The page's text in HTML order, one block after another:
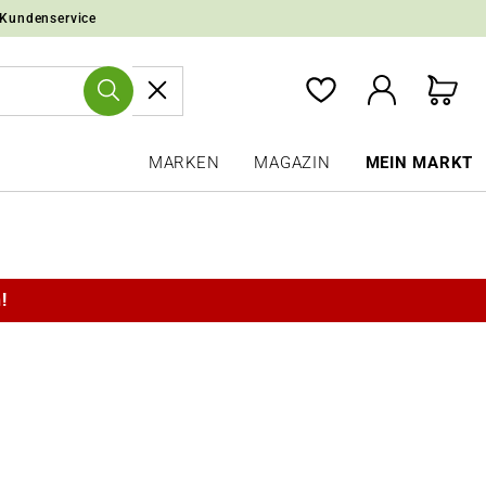
MARKEN MAGAZIN MEIN MARKT